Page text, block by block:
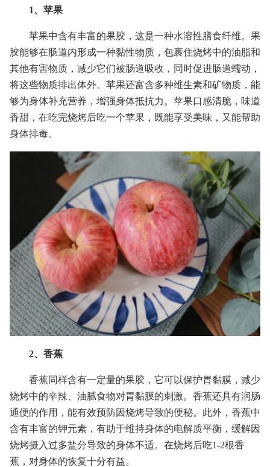
1、苹果
苹果中含有丰富的果胶，这是一种水溶性膳食纤维。果
胶能够在肠道内形成一种黏性物质，包裹住烧烤中的油脂和
其他有害物质，减少它们被肠道吸收，同时促进肠道蠕动，
将这些物质排出体外。苹果还富含多种维生素和矿物质，能
够为身体补充营养，增强身体抵抗力。苹果口感清脆，味道
香甜，在吃完烧烤后吃一个苹果，既能享受美味，又能帮助
身体排毒。
2、香蕉
香蕉同样含有一定量的果胶，它可以保护胃黏膜，减少
烧烤中的辛辣、油腻食物对胃黏膜的刺激。香蕉还具有润肠
通便的作用，能有效预防因烧烤导致的便秘。此外，香蕉中
含有丰富的钾元素，有助于维持身体的电解质平衡，缓解因
烧烤摄入过多盐分导致的身体不适。在烧烤后吃1-2根香
蕉，对身体的恢复十分有益。